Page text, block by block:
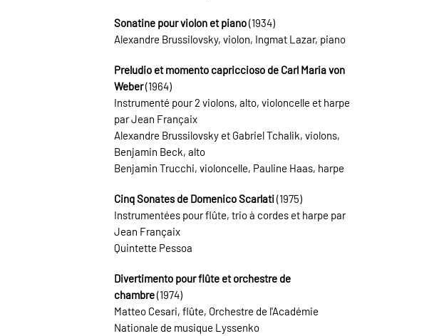
Sonatine pour violon et piano(1934)
Alexandre Brussilovsky, violon, Ingmat Lazar, piano
Preludio et momento capriccioso de Carl Maria von
Weber(1964)
Instrumenté pour 2 violons, alto, violoncelle et harpe
par Jean Françaix
Alexandre Brussilovsky et Gabriel Tchalik, violons,
Benjamin Beck, alto
Benjamin Trucchi, violoncelle, Pauline Haas, harpe
Cinq Sonates de Domenico Scarlati(1975)
Instrumentées pour flûte, trio à cordes et harpe par
Jean Françaix
Quintette Pessoa
Divertimento pour flûte et orchestre de
chambre(1974)
Matteo Cesari, flûte, Orchestre de l'Académie
Nationale de musique Lyssenko